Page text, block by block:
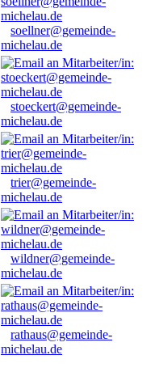
soellner@gemeinde-
michelau.de
stoeckert@gemeinde-
michelau.de
trier@gemeinde-
michelau.de
wildner@gemeinde-
michelau.de
rathaus@gemeinde-
michelau.de